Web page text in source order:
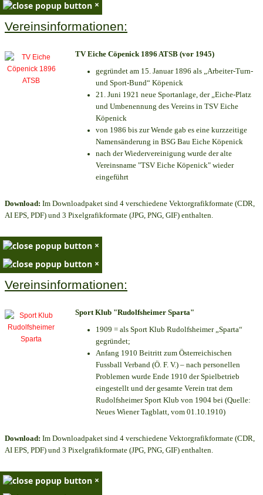
×
Vereinsinformationen:
TV Eiche Cöpenick 1896 ATSB (vor 1945)
gegründet am 15. Januar 1896 als „Arbeiter-Turn-
und Sport-Bund“ Köpenick
21. Juni 1921 neue Sportanlage, der „Eiche-Platz
und Umbenennung des Vereins in TSV Eiche
Köpenick
von 1986 bis zur Wende gab es eine kurzzeitige
Namensänderung in BSG Bau Eiche Köpenick
nach der Wiedervereinigung wurde der alte
Vereinsname "TSV Eiche Köpenick" wieder
eingeführt
Download: Im Downloadpaket sind 4 verschiedene Vektorgrafikformate (CDR,
AI EPS, PDF) und 3 Pixelgrafikformate (JPG, PNG, GIF) enthalten.
×
×
Vereinsinformationen:
Sport Klub "Rudolfsheimer Sparta"
1909 = als Sport Klub Rudolfsheimer „Sparta“
gegründet;
Anfang 1910 Beitritt zum Österreichischen
Fussball Verband (Ö. F. V.) – nach personellen
Problemen wurde Ende 1910 der Spielbetrieb
eingestellt und der gesamte Verein trat dem
Rudolfsheimer Sport Klub von 1904 bei (Quelle:
Neues Wiener Tagblatt, vom 01.10.1910)
Download: Im Downloadpaket sind 4 verschiedene Vektorgrafikformate (CDR,
AI EPS, PDF) und 3 Pixelgrafikformate (JPG, PNG, GIF) enthalten.
×